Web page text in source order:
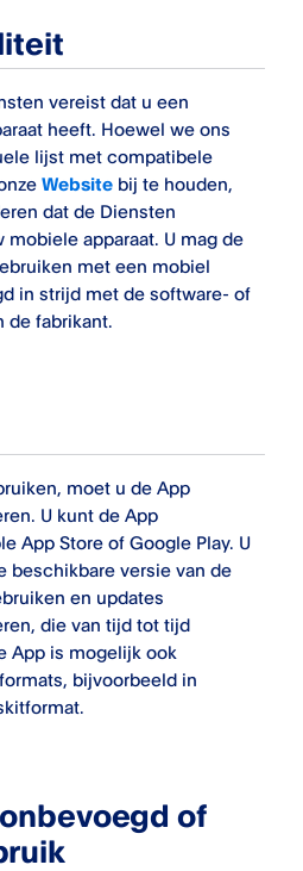
vereist dat u een
heeft. Hoewel we ons
lijst met compatibele
Website bij te houden,
dat de Diensten
apparaat. U mag de
met een mobiel
in strijd met de software- of
de fabrikant.
moet u de App
U kunt de App
App Store of Google Play. U
beschikbare versie van de
en updates
die van tijd tot tijd
App is mogelijk ook
bijvoorbeeld in
of